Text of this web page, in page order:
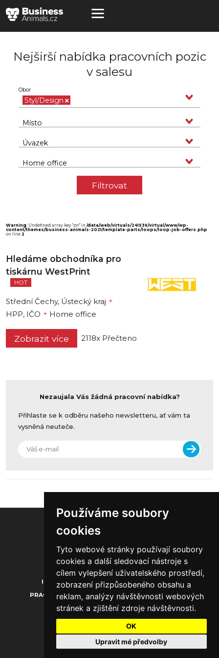
Používáme soubory
cookies
Tyto webové stránky používají soubory
cookies a další sledovací nástroje s
cílem vylepšení uživatelského prostředí,
zobrazení přizpůsobeného obsahu a
reklam, analýzy návštěvnosti webových
stránek a zjištění zdroje návštěvnosti.
OK
Upravit mé předvolby
Nejširší nabídka pracovních pozic
v salesu
Obor
Styl/Design
Místo
Úvazek
Home office
Warning: Undefined array key "pn" in/data/web/virtuals/241536/virtual/www/wp-
content/themes/business-animals-2021/template-parts/loops/loop-job-offers.php
on line 2
Hledáme obchodníka pro
tiskárnu WestPrint
HOT
Střední Čechy, Ústecký kraj +
HPP, IČO + Home office
Zobrazit více 2118x Přečteno
Nezaujala Vás žádná pracovní nabídka?
Přihlaste se k odběru našeho newsletteru, ať vám ta
vysněná neuteče.
20.000 1.850 1.300
INZERCE O NÁS
KONTAKTY
PRACOVNÍ PŘÍLEŽITOSTI
PROFILY FIREM
EVENTY
Podmínky užívání a zpracování osobních údajů